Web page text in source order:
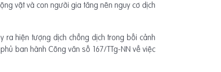
vật và con người gia tăng nên nguy cơ dịch
hiện tượng dịch chồng dịch trong bối cảnh
ban hành Công văn số 167/TTg-NN về việc